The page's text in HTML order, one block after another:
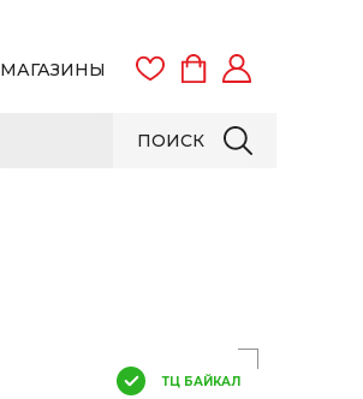
МАГАЗИНЫ
ПОИСК
ТЦ БАЙКАЛ